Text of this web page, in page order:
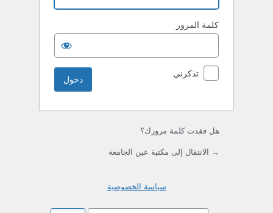
كلمة المرور
تذكرني
هل فقدت كلمة مرورك؟
→ الانتقال إلى مكتبة عين الجامعة
سياسة الخصوصية